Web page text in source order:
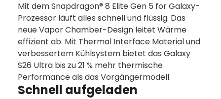
Mit dem Snapdragon® 8 Elite Gen 5 for Galaxy-
Prozessor läuft alles schnell und flüssig. Das
neue Vapor Chamber-Design leitet Wärme
effizient ab. Mit Thermal Interface Material und
verbessertem Kühlsystem bietet das Galaxy
S26 Ultra bis zu 21 % mehr thermische
Performance als das Vorgängermodell.
Schnell aufgeladen